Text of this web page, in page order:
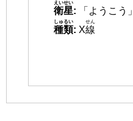
衛星
えいせい
:
「ようこう」
種類
しゅるい
: X線
せん